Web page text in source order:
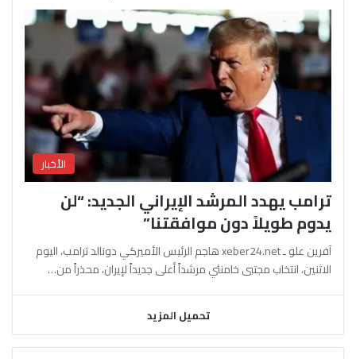
الأخبار
ترامب يهدد المرشد الإيراني الجديد: “لن
يدوم طويلاً دون موافقتنا”
آفرين علو ـ xeber24.net هاجم الرئيس الأميركي دونالد ترامب، اليوم
الاثنين، انتخاب مجتبى خامنئي مرشداً أعلى جديداً لإيران، محذراً من…
تحميل المزيد